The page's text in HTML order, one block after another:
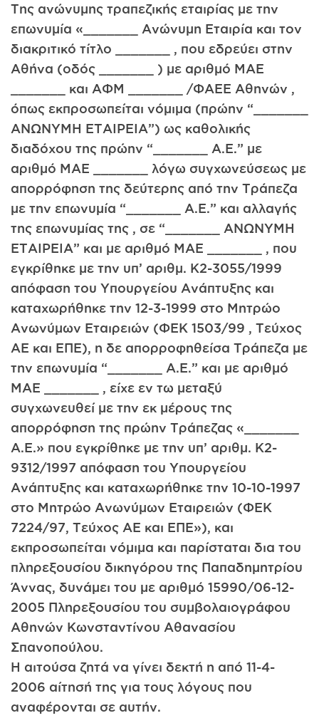
Της ανώνυμης τραπεζικής εταιρίας με την
επωνυμία «_______ Ανώνυμη Εταιρία και τον
διακριτικό τίτλο _______ , που εδρεύει στην
Αθήνα (οδός _______ ) με αριθμό MAE
_______ και ΑΦΜ _______ /ΦΑΕΕ Αθηνών ,
όπως εκπροσωπείται νόμιμα (πρώην “_______
ΑΝΩΝΥΜΗ ΕΤΑΙΡΕΙΑ”) ως καθολικής
διαδόχου της πρώην “_______ Α.Ε.” με
αριθμό MAE _______ λόγω συγχωνεύσεως με
απορρόφηση της δεύτερης από την Τράπεζα
με την επωνυμία “_______ Α.Ε.” και αλλαγής
της επωνυμίας της , σε “_______ ΑΝΩΝΥΜΗ
ΕΤΑΙΡΕΙΑ” και με αριθμό MAE _______ , που
εγκρίθηκε με την υπ’ αριθμ. Κ2-3055/1999
απόφαση του Υπουργείου Ανάπτυξης και
καταχωρήθηκε την 12-3-1999 στο Μητρώο
Ανωνύμων Εταιρειών (ΦΕΚ 1503/99 , Τεύχος
ΑΕ και ΕΠΕ), η δε απορροφηθείσα Τράπεζα με
την επωνυμία “_______ Α.Ε.” και με αριθμό
MAE _______ , είχε εν τω μεταξύ
συγχωνευθεί με την εκ μέρους της
απορρόφηση της πρώην Τράπεζας «_______
Α.Ε.» που εγκρίθηκε με την υπ’ αριθμ. Κ2-
9312/1997 απόφαση του Υπουργείου
Ανάπτυξης και καταχωρήθηκε την 10-10-1997
στο Μητρώο Ανωνύμων Εταιρειών (ΦΕΚ
7224/97, Τεύχος ΑΕ και ΕΠΕ»), και
εκπροσωπείται νόμιμα και παρίσταται δια του
πληρεξουσίου δικηγόρου της Παπαδημητρίου
Άννας, δυνάμει του με αριθμό 15990/06-12-
2005 Πληρεξουσίου του συμβολαιογράφου
Αθηνών Κωνσταντίνου Αθανασίου
Σπανοπούλου.
Η αιτούσα ζητά να γίνει δεκτή η από 11-4-
2006 αίτησή της για τους λόγους που
αναφέρονται σε αυτήν.